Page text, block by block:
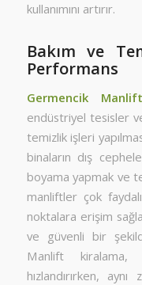
kullanımını artırır.
Bakım ve
Performans
Germencik
endüstriyel tesisler
temizlik işleri
binaların dış
boyama yapmak ve
manliftler çok
noktalara erişim
ve güvenli bir
Manlift kiralama,
hızlandırırken,